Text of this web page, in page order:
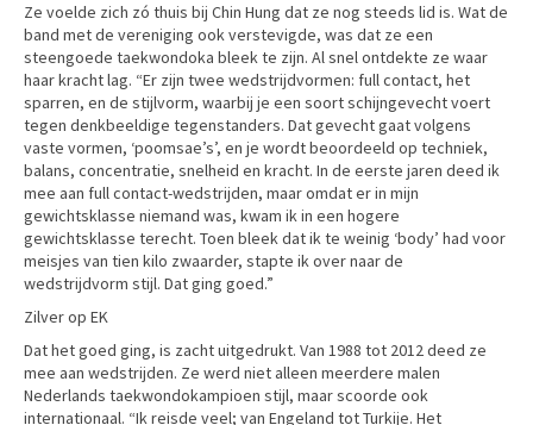
Ze voelde zich zó thuis bij Chin Hung dat ze nog steeds lid is. Wat de
band met de vereniging ook verstevigde, was dat ze een
steengoede taekwondoka bleek te zijn. Al snel ontdekte ze waar
haar kracht lag. “Er zijn twee wedstrijdvormen: full contact, het
sparren, en de stijlvorm, waarbij je een soort schijngevecht voert
tegen denkbeeldige tegenstanders. Dat gevecht gaat volgens
vaste vormen, ‘poomsae’s’, en je wordt beoordeeld op techniek,
balans, concentratie, snelheid en kracht. In de eerste jaren deed ik
mee aan full contact-wedstrijden, maar omdat er in mijn
gewichtsklasse niemand was, kwam ik in een hogere
gewichtsklasse terecht. Toen bleek dat ik te weinig ‘body’ had voor
meisjes van tien kilo zwaarder, stapte ik over naar de
wedstrijdvorm stijl. Dat ging goed.”
Zilver op EK
Dat het goed ging, is zacht uitgedrukt. Van 1988 tot 2012 deed ze
mee aan wedstrijden. Ze werd niet alleen meerdere malen
Nederlands taekwondokampioen stijl, maar scoorde ook
internationaal. “Ik reisde veel; van Engeland tot Turkije. Het